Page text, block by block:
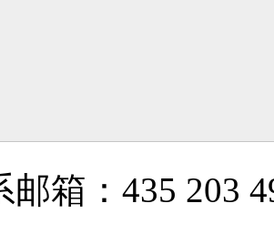
：435 203